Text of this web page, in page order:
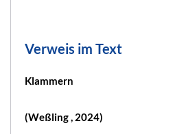
Verweis im Text
Klammern
(Weßling , 2024)